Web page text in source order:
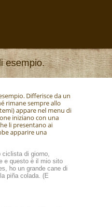
esempio.
Differisce da un
rimane sempre allo
appare nel menu di
iniziano con una
li presentano ai
apparire una
ciclista di giorno,
e questo è il mio sito
ho un grande cane di
piña colada. (E